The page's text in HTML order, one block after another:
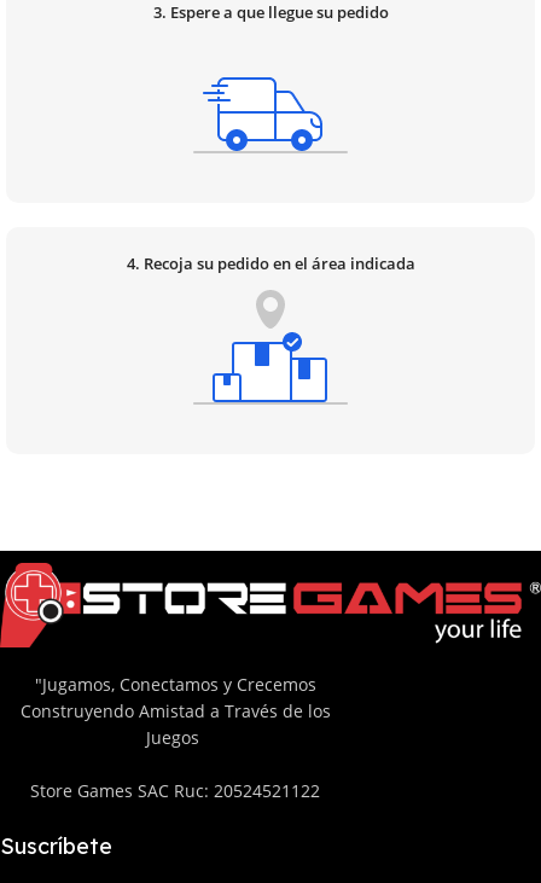
3. Espere a que llegue su pedido
4. Recoja su pedido en el área indicada
"Jugamos, Conectamos y Crecemos
Construyendo Amistad a Través de los
Juegos
Store Games SAC Ruc: 20524521122
Suscríbete